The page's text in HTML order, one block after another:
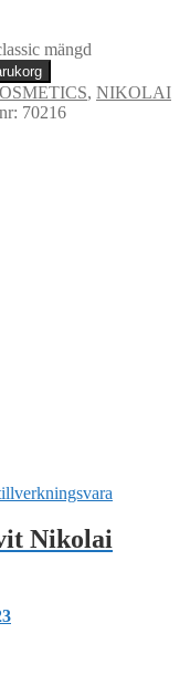
mängd
, NIKOLAI
70216
Nikolai